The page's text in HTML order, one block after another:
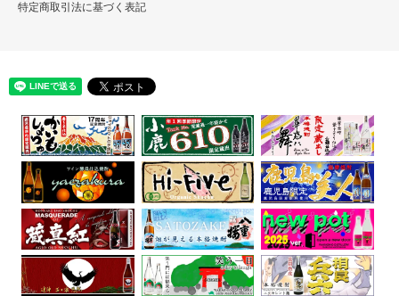
特定商取引法に基づく表記